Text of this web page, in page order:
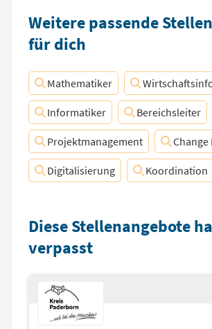
Weitere passende
für dich
Mathematiker
Informatiker Bereichsleiter
Projektmanagement
Digitalisierung Koordination
Diese Stellenangebote
verpasst